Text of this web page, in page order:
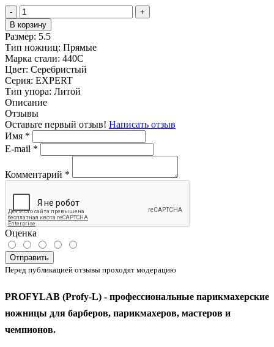
-
+
В корзину
Размер: 5.5
Тип ножниц: Прямые
Марка стали: 440С
Цвет: Серебристый
Серия: EXPERT
Тип упора: Литой
Описание
Отзывы
Оставьте первый отзыв! Написать отзыв
Имя *
E-mail *
Комментарий *
Оценка
Отправить
Перед публикацией отзывы проходят модерацию
PROFYLAB (Profy-L) - профессиональные парикмахерские
ножницы для барберов, парикмахеров, мастеров и
чемпионов.